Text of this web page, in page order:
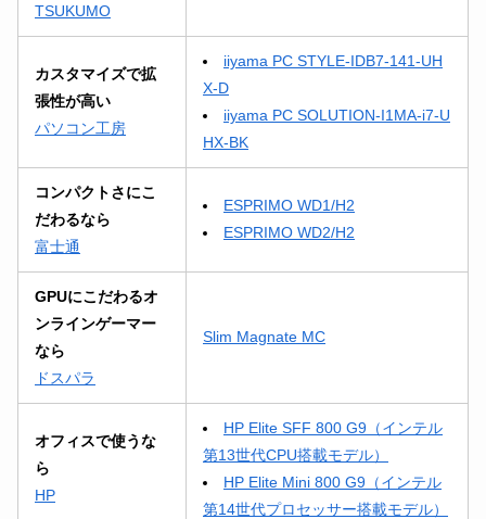
TSUKUMO
カスタマイズで拡
張性が高い
パソコン工房
iiyama PC STYLE-IDB7-141-UH
X-D
iiyama PC SOLUTION-I1MA-i7-U
HX-BK
コンパクトさにこ
だわるなら
富士通
ESPRIMO WD1/H2
ESPRIMO WD2/H2
GPUにこだわるオ
ンラインゲーマー
なら
ドスパラ
Slim Magnate MC
オフィスで使うな
ら
HP
HP Elite SFF 800 G9（インテル
第13世代CPU搭載モデル）
HP Elite Mini 800 G9（インテル
第14世代プロセッサー搭載モデル）